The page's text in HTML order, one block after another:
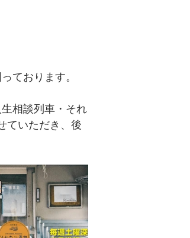
ております。
相談列車・それ
ていただき、後